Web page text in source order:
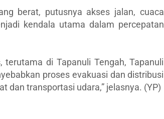
berat, putusnya akses jalan, cuaca
kendala utama dalam percepatan
di Tapanuli Tengah, Tapanuli
proses evakuasi dan distribusi
dan transportasi udara,” jelasnya. (YP)